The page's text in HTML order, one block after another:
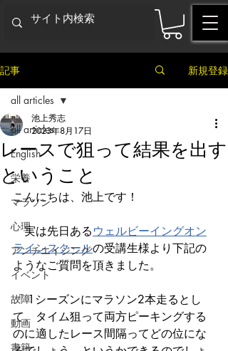
記事 新規登録
all articles
English
栄養
マラソン
心理
アンチエイジング
イベント
故障
動画
書籍
all articles
レースで狙って結果を出す
ということ
池上秀志
2023年8月17日
こんにちは、池上です！
実は先日あるウェルビーイングオン
ラインスクールの受講生様より下記の
ようなご質問を頂きました。
「 1シーズンにマラソン2本走るとし
て、タイム狙って両方ピーキングする
のに適したレース間隔ってどの位にな